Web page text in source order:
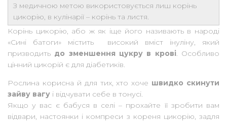
З медичною метою використовується лиш корінь
цикорію, в кулінарії – корінь та листя.
Корінь цикорію, або ж як іще його називають в народі
«Сині батоги» містить високий вміст інуліну, який
призводить до зменшення цукру в крові . Особливо
цінний цикорій є для діабетиків.
Рослина корисна й для тих, хто хоче швидко скинути
зайву вагу і відчувати себе в тонусі.
Якщо у вас є бабуся в селі – прохайте її зробити вам
відвари, настоянки і компреси з кореня цикорію, задля